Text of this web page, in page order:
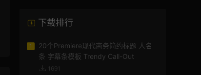
下载排行
1
20个Premiere现代商务简约标题 人名
条 字幕条模板 Trendy Call-Out
1691